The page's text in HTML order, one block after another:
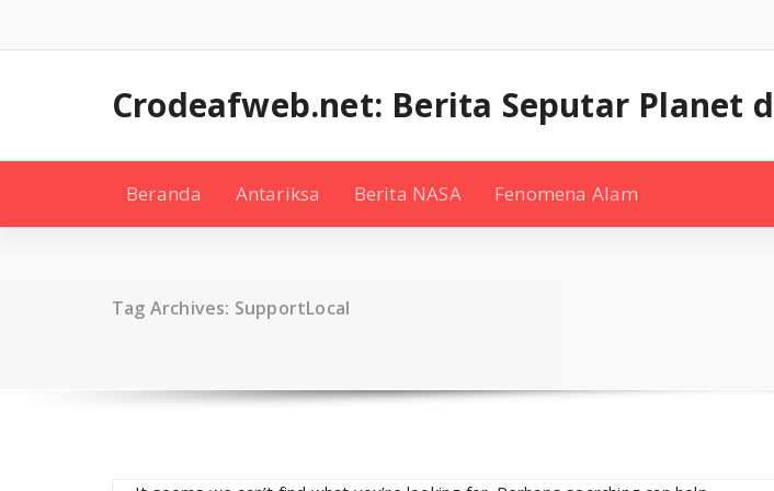
content
Crodeafweb.net: Berita Seputar Planet
Beranda Antariksa Berita NASA Fenomena Alam
Tag Archives: SupportLocal